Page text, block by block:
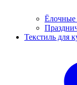
Ёлочные
Текстиль для